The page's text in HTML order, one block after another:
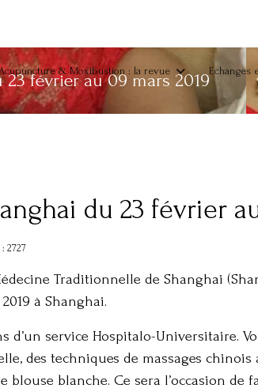
& Moxibustion : la revue Echanges
23 février au 09 mars 2019
du 23 février
2727
Traditionnelle de Shanghai
à Shanghai.
d’un service Hospitalo-Universitaire.
des techniques de massages
blouse blanche. Ce sera l’occasion